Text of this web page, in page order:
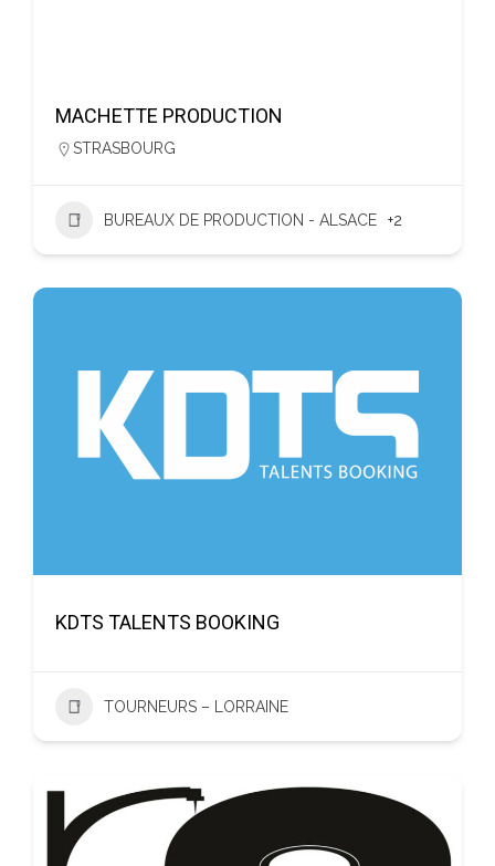
MACHETTE PRODUCTION
STRASBOURG
BUREAUX DE PRODUCTION - ALSACE +2
KDTS TALENTS BOOKING
TOURNEURS – LORRAINE